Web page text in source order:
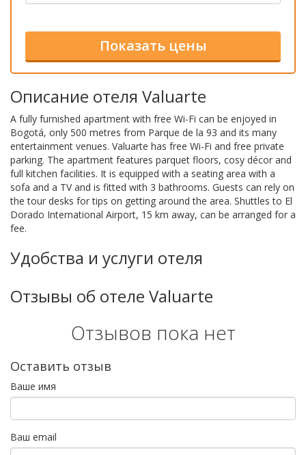
Описание отеля Valuarte
A fully furnished apartment with free Wi-Fi can be enjoyed in
Bogotá, only 500 metres from Parque de la 93 and its many
entertainment venues. Valuarte has free Wi-Fi and free private
parking. The apartment features parquet floors, cosy décor and
full kitchen facilities. It is equipped with a seating area with a
sofa and a TV and is fitted with 3 bathrooms. Guests can rely on
the tour desks for tips on getting around the area. Shuttles to El
Dorado International Airport, 15 km away, can be arranged for a
fee.
Удобства и услуги отеля
Отзывы об отеле Valuarte
Отзывов пока нет
Оставить отзыв
Ваше имя
Ваш email